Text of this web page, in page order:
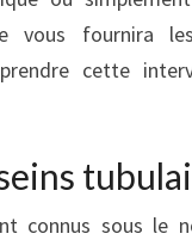
vous fournira
cette
connus sous le